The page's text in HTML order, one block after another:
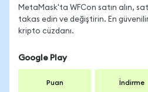
MetaMask'ta WFCon satın alın,
takas edin ve değiştirin. En
kripto cüzdanı.
Google Play
Puan İndirme